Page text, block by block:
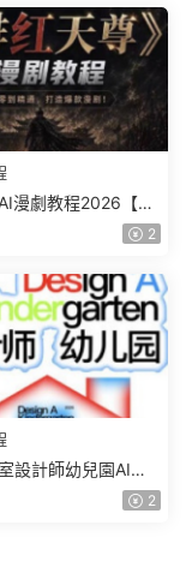
漫劇教程2026【畫
2
設計師幼兒園AI軟
2025【畫質不錯有素
2